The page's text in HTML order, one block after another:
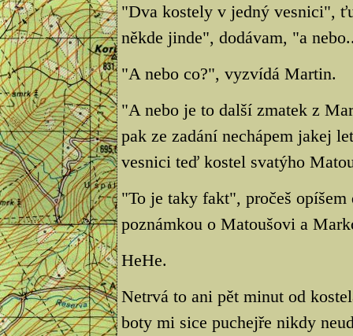
"Dva kostely v jedný vesnici",
někde jinde", dodávam, "a
"A nebo co?", vyzvídá Martin.
"A nebo je to další zmatek z
pak ze zadání nechápem jakej
vesnici teď kostel svatýho
"To je taky fakt", pročeš
poznámkou o Matoušovi a
HeHe.
Netrvá to ani pět minut od
boty mi sice puchejře nikdy